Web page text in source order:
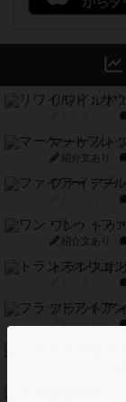
リワイルド
マーケット
紹介文あり
ファイアー
ワン・トゥ
紹介文あり
トランスオ
フラットア
紹介文なし